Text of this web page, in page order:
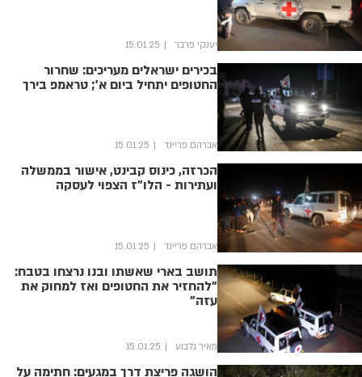
יענקי פרבר 15.01.25
בכירים ישראלים מעריכים: שחרור
החטופים יתחיל ביום א'; טראמפ בירך
אברהם פריינד 15.01.25
הכרזה, כינוס קבינט, אישור בממשלה
ועתירות - הלו"ז הצפוי לעסקה
אברהם פריינד 15.01.25
תושב בארי שאשתו ובנו נרצחו בטבח:
"להחזיר את החטופים ואז למחוק את
עזה"
מאיר גלבוע 15.01.25
הושגה פריצת דרך במגעים: חתימה על